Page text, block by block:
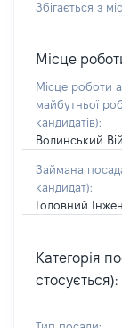
Збігається з
Місце
Місце роботи
майбутньої
кандидатів):
Волинський
Займана
кандидат):
Головний
Категорія
стосується):